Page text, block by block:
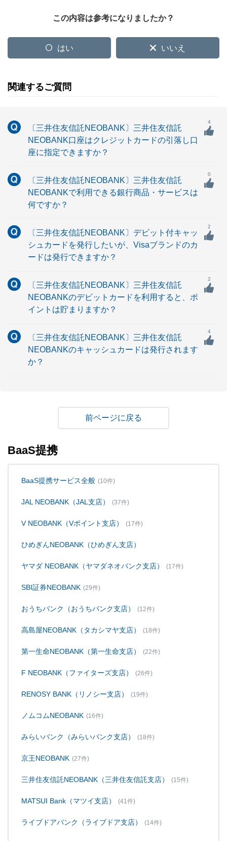
この内容は参考になりましたか？
はい いいえ
関連するご質問
〔三井住友信託NEOBANK〕三井住友信託
NEOBANK口座はクレジットカードの引落し口
座に指定できますか？
4
〔三井住友信託NEOBANK〕三井住友信託
NEOBANKで利用できる銀行商品・サービスは
何ですか？
0
〔三井住友信託NEOBANK〕デビット付キャッ
シュカードを発行したいが、Visaブランドのカ
ードは発行できますか？
2
〔三井住友信託NEOBANK〕三井住友信託
NEOBANKのデビットカードを利用すると、ポ
イントは貯まりますか？
2
〔三井住友信託NEOBANK〕三井住友信託
NEOBANKのキャッシュカードは発行されます
か？
4
戻る
BaaS提携
BaaS提携サービス全般 (10件)
JAL NEOBANK（JAL支店） (37件)
V NEOBANK（Vポイント支店） (17件)
ひめぎんNEOBANK（ひめぎん支店）
ヤマダ NEOBANK（ヤマダネオバンク支店） (17件)
SBI証券NEOBANK (29件)
おうちバンク（おうちバンク支店） (12件)
高島屋NEOBANK（タカシマヤ支店） (18件)
第一生命NEOBANK（第一生命支店） (22件)
F NEOBANK（ファイターズ支店） (26件)
RENOSY BANK（リノシー支店） (19件)
ノムコムNEOBANK (16件)
みらいバンク（みらいバンク支店） (18件)
京王NEOBANK (27件)
三井住友信託NEOBANK（三井住友信託支店） (15件)
MATSUI Bank（マツイ支店） (41件)
ライブドアバンク（ライブドア支店） (14件)